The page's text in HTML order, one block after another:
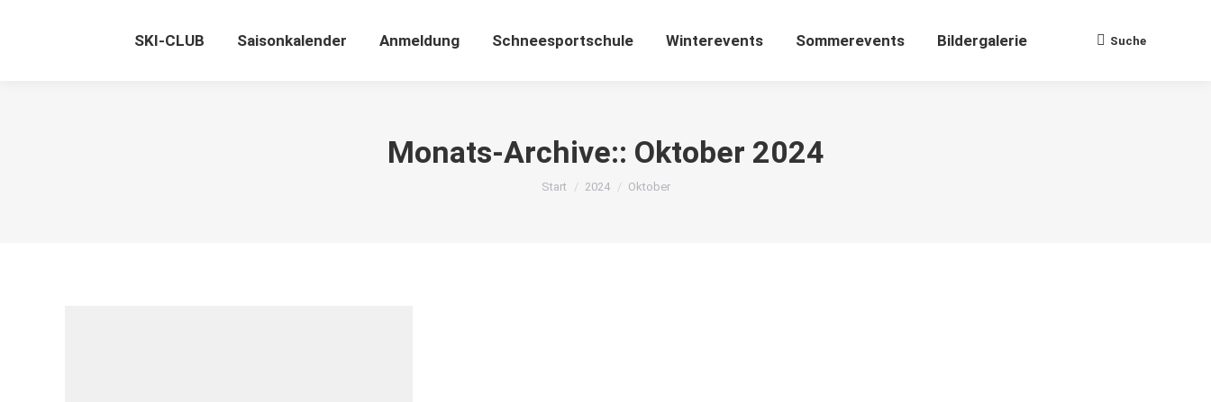
SKI-CLUB Saisonkalender Anmeldung Schneesportschule Winterevents Sommerevents Bildergalerie Search:
Suche
Monats-Archive:: Oktober 2024
Sie befinden sich hier:
Start 2024 Oktober